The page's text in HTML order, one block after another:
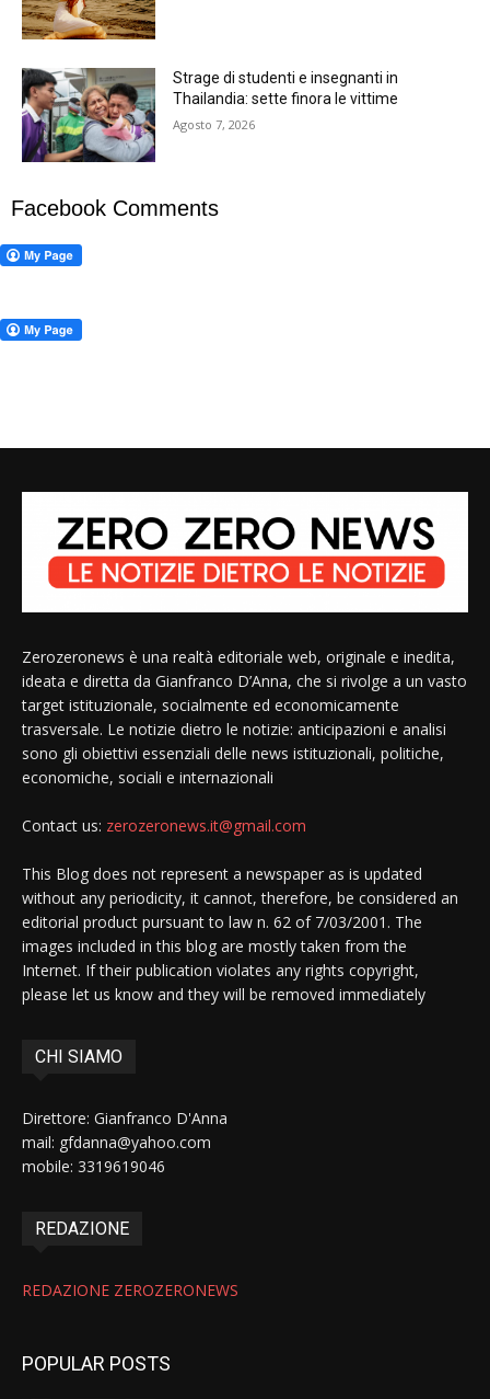
Strage di studenti e insegnanti in
Thailandia: sette finora le vittime
Agosto 7, 2026
Facebook Comments
Zerozeronews è una realtà editoriale web, originale e inedita,
ideata e diretta da Gianfranco D’Anna, che si rivolge a un vasto
target istituzionale, socialmente ed economicamente
trasversale. Le notizie dietro le notizie: anticipazioni e analisi
sono gli obiettivi essenziali delle news istituzionali, politiche,
economiche, sociali e internazionali
Contact us: zerozeronews.it@gmail.com
This Blog does not represent a newspaper as is updated
without any periodicity, it cannot, therefore, be considered an
editorial product pursuant to law n. 62 of 7/03/2001. The
images included in this blog are mostly taken from the
Internet. If their publication violates any rights copyright,
please let us know and they will be removed immediately
CHI SIAMO
Direttore: Gianfranco D'Anna
mail: gfdanna@yahoo.com
mobile: 3319619046
REDAZIONE
REDAZIONE ZEROZERONEWS
POPULAR POSTS